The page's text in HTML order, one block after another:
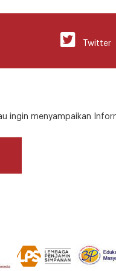
Twitter
ingin menyampaikan